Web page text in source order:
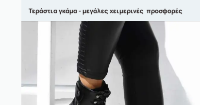
Τεράστια γκάμα - μεγάλες χειμερινές προσφορές
ΓΥΝΑΙΚΕΙΑ ΠΑΙΔΙΚΑ